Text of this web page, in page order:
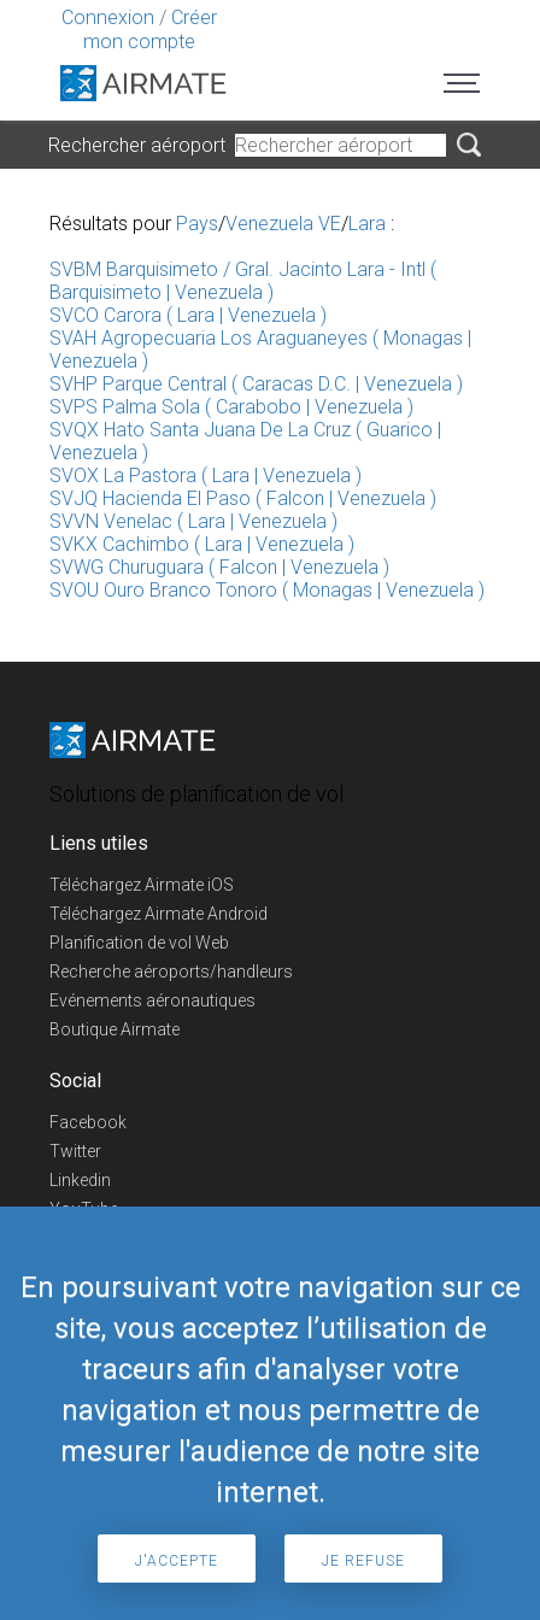
Connexion / Créer
mon compte
En poursuivant votre navigation sur ce
site, vous acceptez l’utilisation de
traceurs afin d'analyser votre
navigation et nous permettre de
mesurer l'audience de notre site
internet.
J'ACCEPTE JE REFUSE
Rechercher aéroport
Résultats pour Pays/Venezuela VE/Lara :
SVBM Barquisimeto / Gral. Jacinto Lara - Intl (
Barquisimeto | Venezuela )
SVCO Carora ( Lara | Venezuela )
SVAH Agropecuaria Los Araguaneyes ( Monagas |
Venezuela )
SVHP Parque Central ( Caracas D.C. | Venezuela )
SVPS Palma Sola ( Carabobo | Venezuela )
SVQX Hato Santa Juana De La Cruz ( Guarico |
Venezuela )
SVOX La Pastora ( Lara | Venezuela )
SVJQ Hacienda El Paso ( Falcon | Venezuela )
SVVN Venelac ( Lara | Venezuela )
SVKX Cachimbo ( Lara | Venezuela )
SVWG Churuguara ( Falcon | Venezuela )
SVOU Ouro Branco Tonoro ( Monagas | Venezuela )
Solutions de planification de vol
Liens utiles
Téléchargez Airmate iOS
Téléchargez Airmate Android
Planification de vol Web
Recherche aéroports/handleurs
Evénements aéronautiques
Boutique Airmate
Social
Facebook
Twitter
Linkedin
YouTube
Nous contacter
Téléphone Europe+352 26441835
Téléphone US/Canada418-592-8862
(c) Myriel Aviation SA
© 2019 Airmate -Conditions d'utilisation-Vie
Back to top